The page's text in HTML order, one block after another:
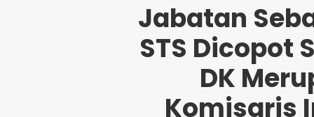
Jabatan
STS Dicopot
DK
Komisaris